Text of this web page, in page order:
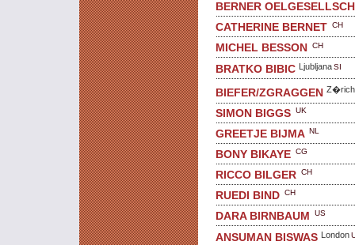
BERNER
CATHERINE BERNET CH
MICHEL BESSON CH
BRATKO BIBIC LjubljanaSI
BIEFER/ZGRAGGEN Z�rich
SIMON BIGGS UK
GREETJE BIJMA NL
BONY BIKAYE CG
RICCO BILGER CH
RUEDI BIND CH
DARA BIRNBAUM US
ANSUMAN BISWAS London